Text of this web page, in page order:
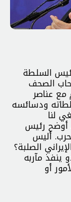
السلطة
الصحف
مع عناصر
ودسائسه
لنا
أوضح رئيس
أليس
الصلبة؟
مآربه
أو